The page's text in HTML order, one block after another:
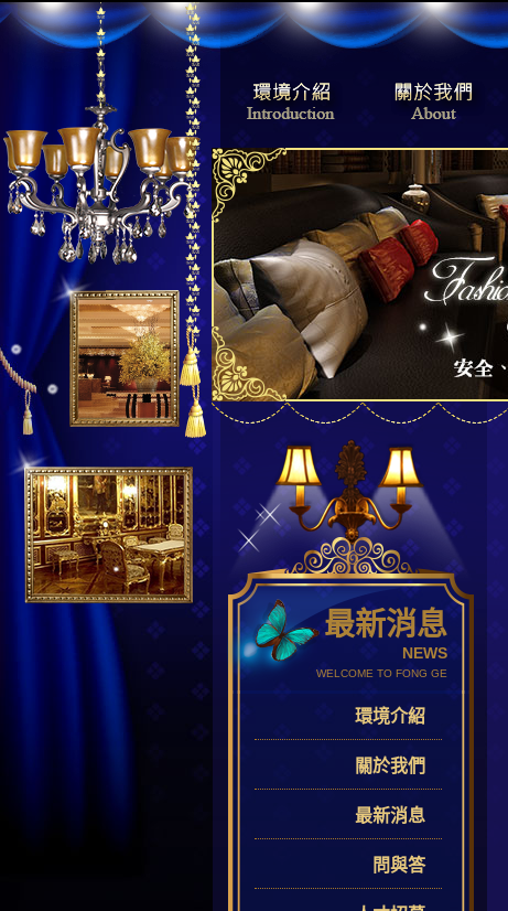
最新消息
NEWS
WELCOME TO FONG GE
環境介紹
關於我們
最新消息
問與答